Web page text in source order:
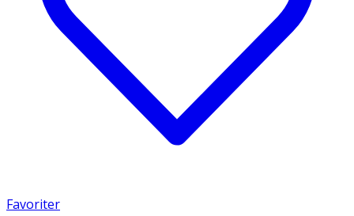
Favoriter